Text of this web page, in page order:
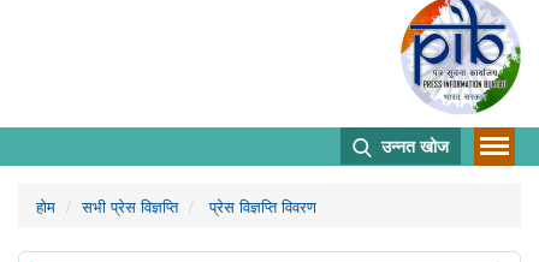
उन्नत खोज
होम सभी प्रेस विज्ञप्ति प्रेस विज्ञप्ति विवरण